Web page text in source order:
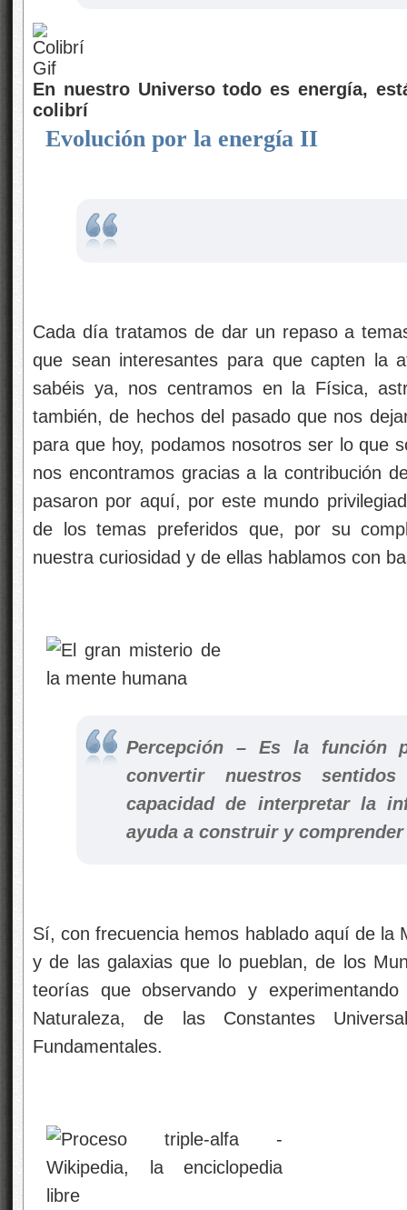
En nuestro Universo todo es energía,
colibrí
Evolución por la energía II
Cada día tratamos de dar un repaso a
que sean interesantes para que capten la
sabéis ya, nos centramos en la Física,
también, de hechos del pasado que nos
para que hoy, podamos nosotros ser lo que
nos encontramos gracias a la contribución
pasaron por aquí, por este mundo
de los temas preferidos que, por su
nuestra curiosidad y de ellas hablamos con
Percepción – Es la función
convertir nuestros
capacidad de interpretar la
ayuda a construir y
Sí, con frecuencia hemos hablado aquí de la
y de las galaxias que lo pueblan, de los
teorías que observando y
Naturaleza, de las Constantes
Fundamentales.